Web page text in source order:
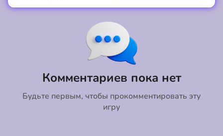
Комментариев пока нет
Будьте первым, чтобы прокомментировать эту
игру
Коментировать